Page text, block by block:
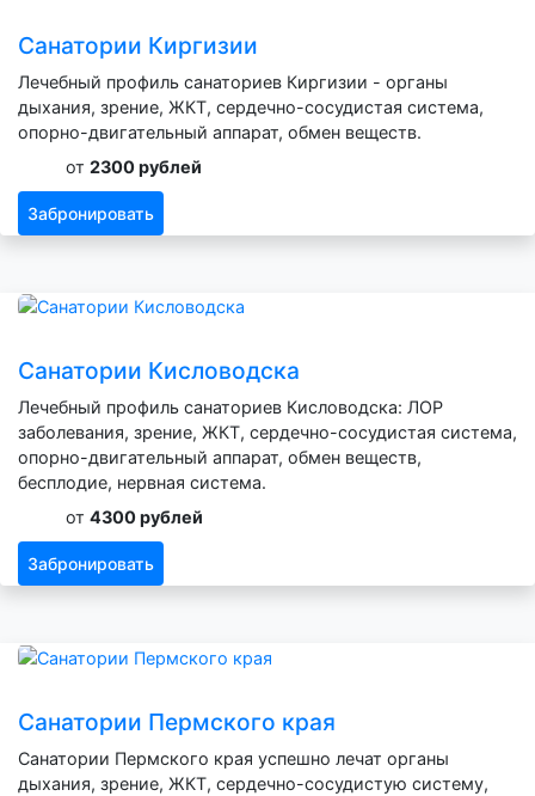
Санатории Киргизии
Лечебный профиль санаториев Киргизии - органы
дыхания, зрение, ЖКТ, сердечно-сосудистая система,
опорно-двигательный аппарат, обмен веществ.
от 2300 рублей
Забронировать
Санатории Кисловодска
Лечебный профиль санаториев Кисловодска: ЛОР
заболевания, зрение, ЖКТ, сердечно-сосудистая система,
опорно-двигательный аппарат, обмен веществ,
бесплодие, нервная система.
от 4300 рублей
Забронировать
Санатории Пермского края
Санатории Пермского края успешно лечат органы
дыхания, зрение, ЖКТ, сердечно-сосудистую систему,